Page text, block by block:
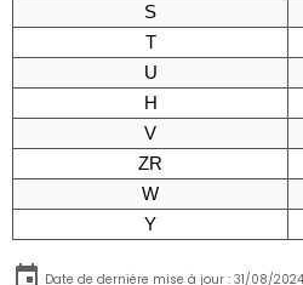
S
T
U
H
V
ZR
W
Y
Date de dernière mise à jour : 31/08/2024